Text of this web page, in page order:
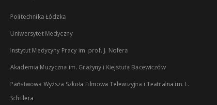
Politechnika Łódzka
Uniwersytet Medyczny
Instytut Medycyny Pracy im. prof. J. Nofera
Akademia Muzyczna im. Grażyny i Kiejstuta Bacewiczów
Państwowa Wyższa Szkoła Filmowa Telewizyjna i Teatralna im. L.
Schillera